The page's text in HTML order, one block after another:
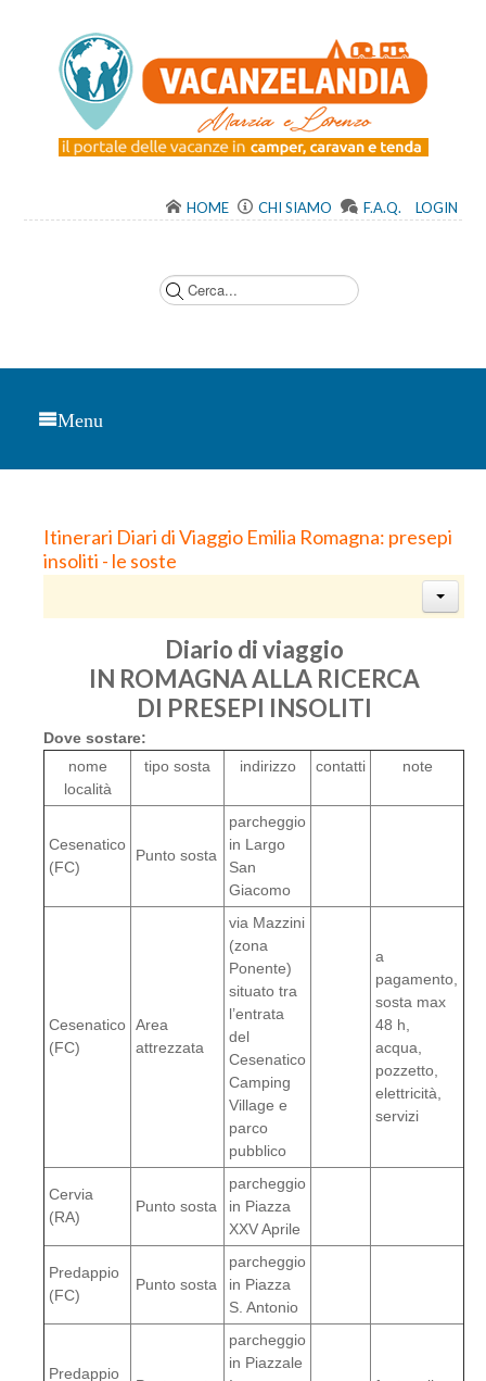
HOME CHI SIAMO F.A.Q. LOGIN
Menu
Itinerari Diari di Viaggio Emilia Romagna: presepi
insoliti - le soste
Diario di viaggio
IN ROMAGNA ALLA RICERCA
DI PRESEPI INSOLITI
Dove sostare:
nome
località
tipo sosta indirizzo contatti note
Cesenatico
(FC)
Punto sosta
parcheggio
in Largo
San
Giacomo
Cesenatico
(FC)
Area
attrezzata
via Mazzini
(zona
Ponente)
situato tra
l’entrata
del
Cesenatico
Camping
Village e
parco
pubblico
a
pagamento,
sosta max
48 h,
acqua,
pozzetto,
elettricità,
servizi
Cervia
(RA)
Punto sosta
parcheggio
in Piazza
XXV Aprile
Predappio
(FC)
Punto sosta
parcheggio
in Piazza
S. Antonio
Predappio
parcheggio
in Piazzale